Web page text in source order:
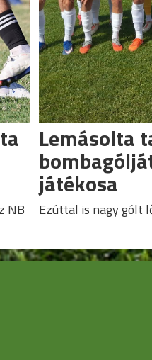
NB
Lemásolta
játékosa
Ezúttal is nagy gólt